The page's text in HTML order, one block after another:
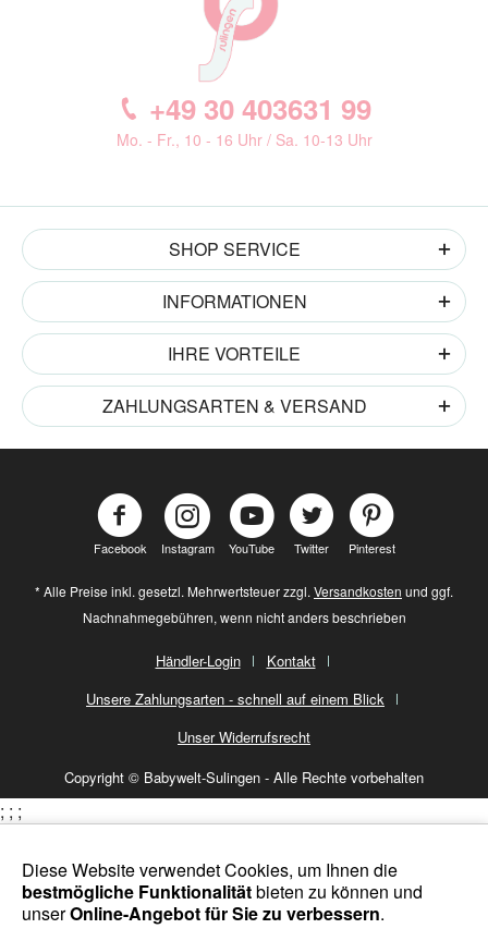
+49 30 403631 99
Mo. - Fr., 10 - 16 Uhr / Sa. 10-13 Uhr
SHOP SERVICE
INFORMATIONEN
IHRE VORTEILE
ZAHLUNGSARTEN & VERSAND
Facebook Instagram YouTube Twitter Pinterest
* Alle Preise inkl. gesetzl. Mehrwertsteuer zzgl. Versandkosten und ggf.
Nachnahmegebühren, wenn nicht anders beschrieben
Händler-Login
Kontakt
Unsere Zahlungsarten - schnell auf einem Blick
Unser Widerrufsrecht
Copyright © Babywelt-Sulingen - Alle Rechte vorbehalten
Diese Website verwendet Cookies, um Ihnen die
bestmögliche Funktionalitätbieten zu können und
unserOnline-Angebot für Sie zu verbessern.
; ; ;